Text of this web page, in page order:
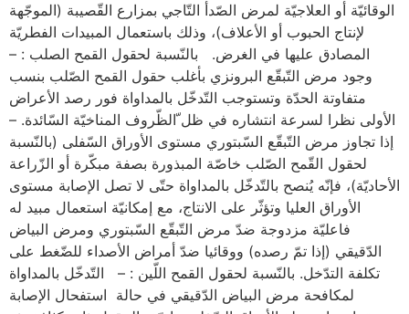
الوقائيّة أو العلاجيّة لمرض الصّدأ التّاجي بمزارع القّصيبة (الموجّهة
لإنتاج الحبوب أو الأعلاف)، وذلك باستعمال المبيدات الفطريّة
المصادق عليها في الغرض. بالنّسبة لحقول القمح الصلب : –
وجود مرض التّبقّع البرونزي بأغلب حقول القمح الصّلب بنسب
متفاوتة الحدّة وتستوجب التّدخّل بالمداواة فور رصد الأعراض
الأولى نظرا لسرعة انتشاره في ظل ّالظّروف المناخيّة السّائدة. –
إذا تجاوز مرض التّبقّع السّبتوري مستوى الأوراق السّفلى (بالنّسبة
لحقول القّمح الصّلب خاصّة المبذورة بصفة مبكّرة أو الزّراعة
الأحاديّة)، فإنّه يُنصح بالتّدخّل بالمداواة حتّى لا تصل الإصابة مستوى
الأوراق العليا وتؤثّر على الانتاج، مع إمكانيّة استعمال مبيد له
فاعليّة مزدوجة ضدّ مرض التّبقّع السّبتوري ومرض البياض
الدّقيقي (إذا تمّ رصده) ووقائيا ضدّ أمراض الأصداء للضّغط على
تكلفة التدّخل. بالنّسبة لحقول القمح اللّين : – التّدخّل بالمداواة
لمكافحة مرض البياض الدّقيقي في حالة استفحال الإصابة